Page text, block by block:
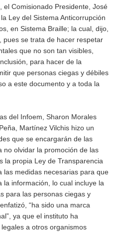
el Comisionado Presidente, José
Ley del Sistema Anticorrupción
en Sistema Braille; la cual, dijo,
pues se trata de hacer respetar
que no son tan visibles,
para hacer de la
que personas ciegas y débiles
a este documento y a toda la
del Infoem, Sharon Morales
Martínez Vilchis hizo un
que se encargarán de las
no olvidar la promoción de las
la propia Ley de Transparencia
las medidas necesarias para que
información, lo cual incluye la
para las personas ciegas y
“ha sido una marca
ya que el instituto ha
a otros organismos